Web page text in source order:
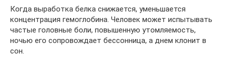
Когда выработка белка снижается, уменьшается
концентрация гемоглобина. Человек может испытывать
частые головные боли, повышенную утомляемость,
ночью его сопровождает бессонница, а днем клонит в
сон.